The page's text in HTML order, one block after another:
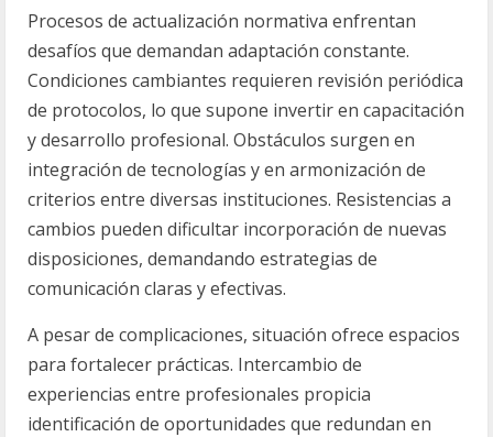
Procesos de actualización normativa enfrentan
desafíos que demandan adaptación constante.
Condiciones cambiantes requieren revisión periódica
de protocolos, lo que supone invertir en capacitación
y desarrollo profesional. Obstáculos surgen en
integración de tecnologías y en armonización de
criterios entre diversas instituciones. Resistencias a
cambios pueden dificultar incorporación de nuevas
disposiciones, demandando estrategias de
comunicación claras y efectivas.
A pesar de complicaciones, situación ofrece espacios
para fortalecer prácticas. Intercambio de
experiencias entre profesionales propicia
identificación de oportunidades que redundan en